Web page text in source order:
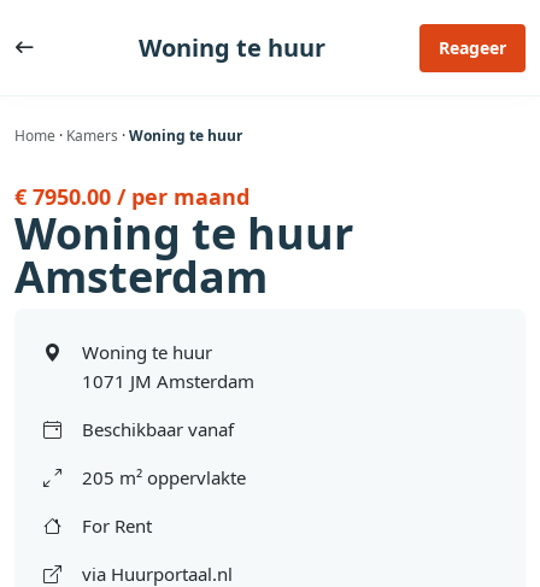
naar
Woning te huur Reageer
Home · Kamers ·Woning te huur
€ 7950.00 / per maand
Woning te huur
Amsterdam
Woning te huur
1071 JM Amsterdam
Beschikbaar vanaf
205 m² oppervlakte
For Rent
via Huurportaal.nl